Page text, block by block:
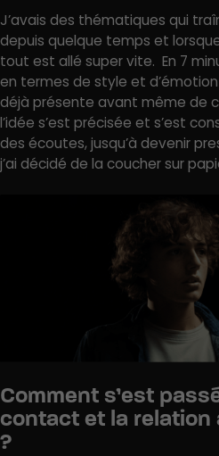
J’avais des thématiques qui
depuis quelque temps et
tout est allé super vite. En 7
en termes de style et
déjà présente avant même de
l’idée s’est précisée et s’est
des écoutes, jusqu’à devenir
j’ai décidé de la coucher sur
Comment s’est
contact et la
?